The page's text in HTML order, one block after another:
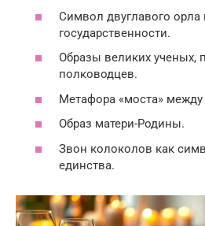
Символ двуглавого орла
государственности.
Образы великих ученых,
полководцев.
Метафора «моста»
Образ матери-Родины.
Звон колоколов как
единства.